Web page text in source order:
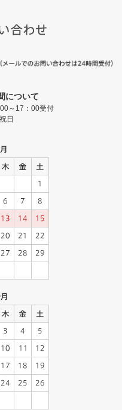
について
～17：00受付
日